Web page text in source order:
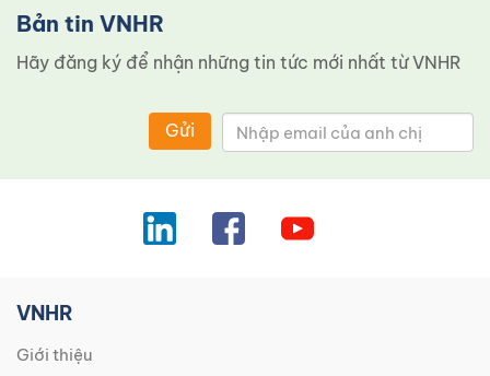
Bản tin VNHR
Hãy đăng ký để nhận những tin tức mới nhất từ ​​VNHR
Gửi
VNHR
Giới thiệu